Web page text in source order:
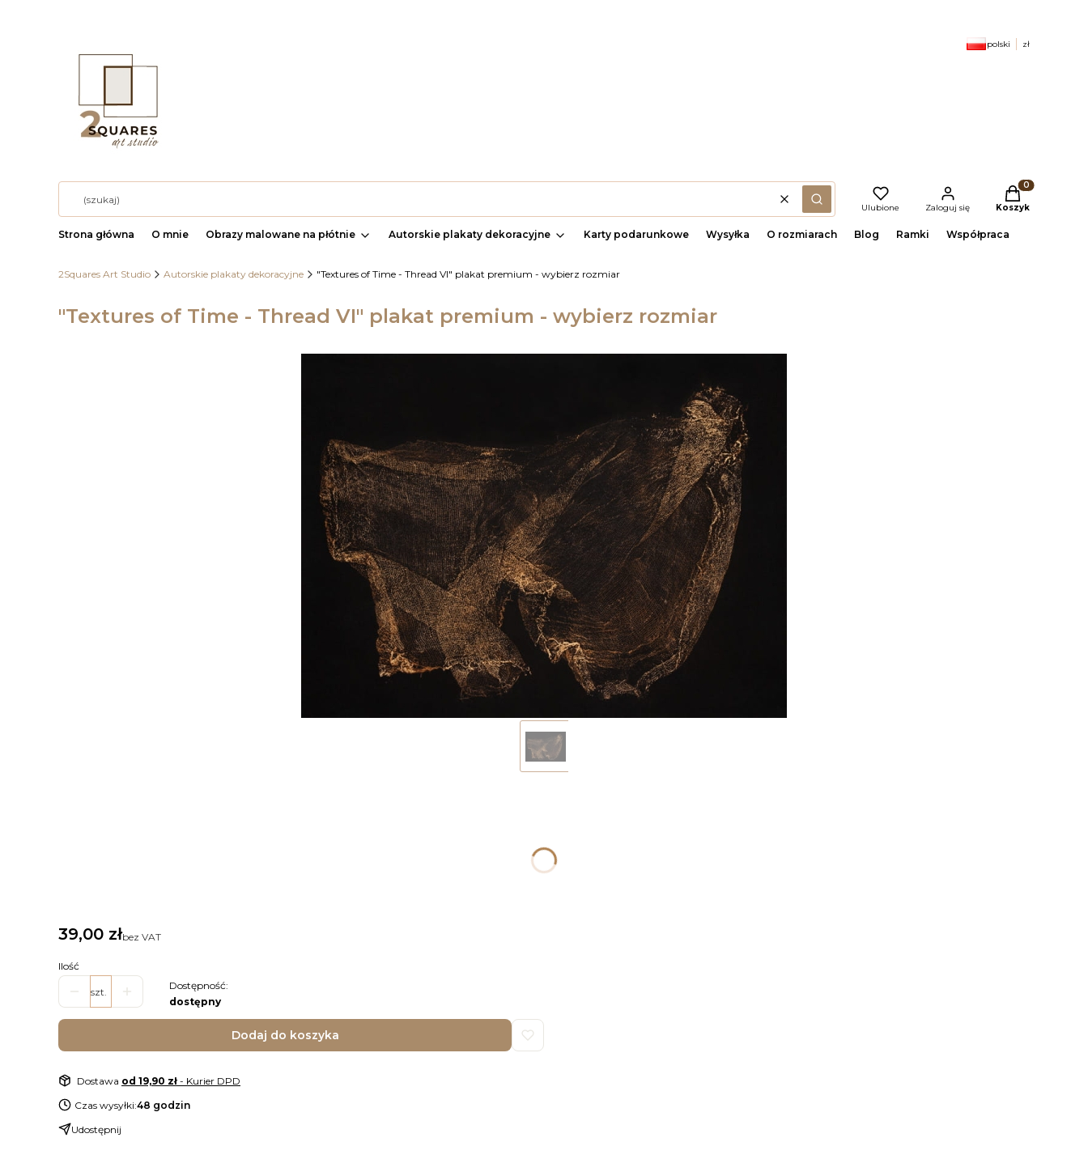
polski zł
Wyczyść(szukaj) Ulubione Zaloguj się
Produkty w
Koszyk
Strona główna O mnie Obrazy malowane na płótnie Autorskie plakaty dekoracyjne Karty podarunkowe Wysyłka O rozmiarach Blog Ramki Współpraca
2Squares Art Studio Autorskie plakaty dekoracyjne "Textures of Time - Thread VI" plakat premium - wybierz rozmiar
"Textures of Time - Thread VI" plakat premium - wybierz rozmiar
Cena
39,00 złbez VAT
Ilość
szt.
Dostępność:
dostępny
Dodaj do koszyka
Dostawa od 19,90 zł - Kurier DPD
Czas wysyłki:48 godzin
Udostępnij